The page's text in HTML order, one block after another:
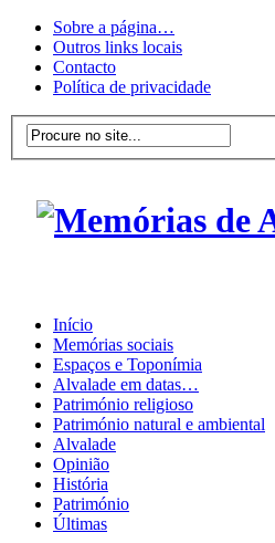
Sobre a página…
Outros links locais
Contacto
Política de privacidade
Início
Memórias sociais
Espaços e Toponímia
Alvalade em datas…
Património religioso
Património natural e ambiental
Alvalade
Opinião
História
Património
Últimas